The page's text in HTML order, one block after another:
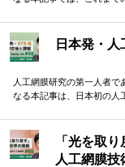
日本発・
人工網膜研究の第一人者
なる本記事は、日本初の人
「光を取
人工網膜技